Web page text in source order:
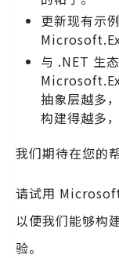
更新现有示
与 .NET 生
抽象层越多
构建得越多
我们期待在您的
请试用
以便我们能够构
验。